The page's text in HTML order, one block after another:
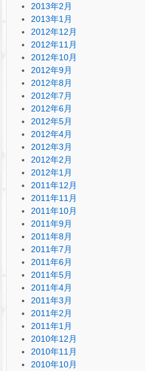
2013年2月
2013年1月
2012年12月
2012年11月
2012年10月
2012年9月
2012年8月
2012年7月
2012年6月
2012年5月
2012年4月
2012年3月
2012年2月
2012年1月
2011年12月
2011年11月
2011年10月
2011年9月
2011年8月
2011年7月
2011年6月
2011年5月
2011年4月
2011年3月
2011年2月
2011年1月
2010年12月
2010年11月
2010年10月